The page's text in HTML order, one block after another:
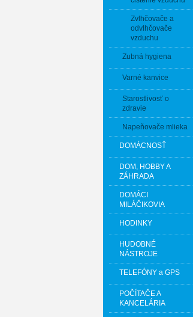
Zvlhčovače a
odvlhčovače
vzduchu
Zubná hygiena
Varné kanvice
Starostlivosť o
zdravie
Napeňovače mlieka
DOMÁCNOSŤ
DOM, HOBBY A
ZÁHRADA
DOMÁCI
MILÁČIKOVIA
HODINKY
HUDOBNÉ
NÁSTROJE
TELEFÓNY a GPS
POČÍTAČE A
KANCELÁRIA